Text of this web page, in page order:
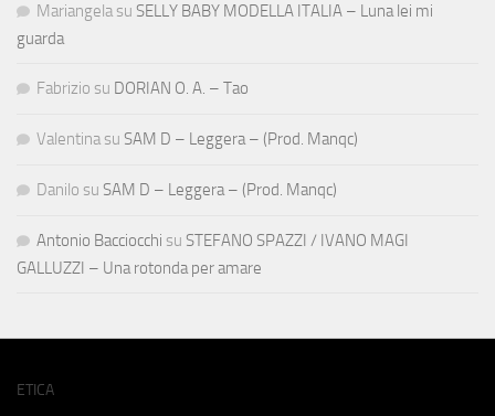
Mariangela su SELLY BABY MODELLA ITALIA – Luna lei mi
guarda
Fabrizio su DORIAN O. A. – Tao
Valentina su SAM D – Leggera – (Prod. Manqc)
Danilo su SAM D – Leggera – (Prod. Manqc)
Antonio Bacciocchi su STEFANO SPAZZI / IVANO MAGI
GALLUZZI – Una rotonda per amare
ETICA